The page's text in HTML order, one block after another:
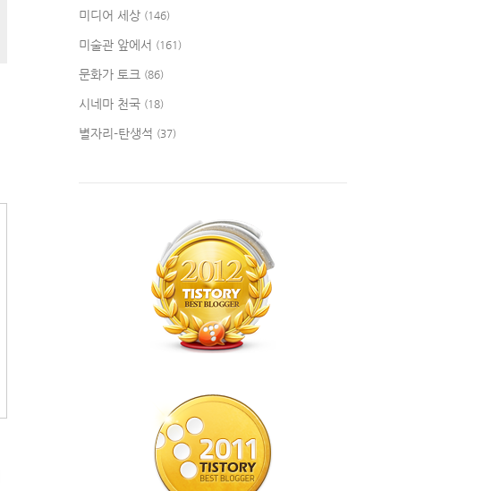
미디어 세상 (146)
미술관 앞에서 (161)
문화가 토크 (86)
시네마 천국 (18)
별자리-탄생석 (37)